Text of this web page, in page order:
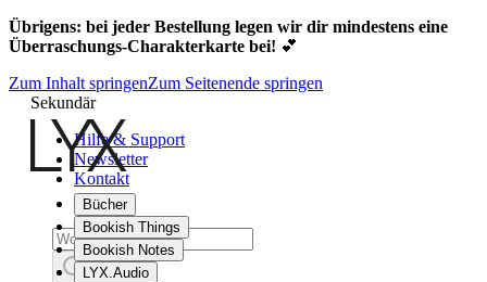
Übrigens: bei jeder Bestellung legen wir dir mindestens eine
Überraschungs-Charakterkarte bei! 💕
Zum Inhalt springenZum Seitenende springen
Sekundär
Hilfe & Support
Newsletter
Kontakt
Bücher
Bookish Things
Bookish Notes
LYX.Audio